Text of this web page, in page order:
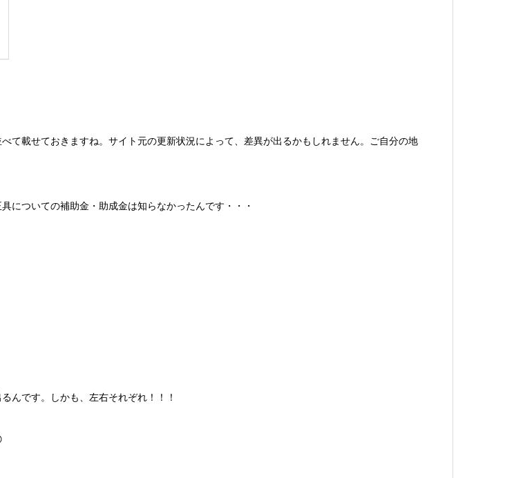
て載せておきますね。サイト元の更新状況によって、差異が出るかもしれません。ご自分の地
についての補助金・助成金は知らなかったんです・・・
んです。しかも、左右それぞれ！！！